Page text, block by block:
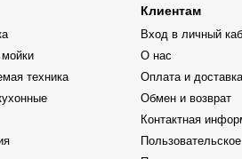
техника
Клиентам
Вход в личный
О нас
Оплата и доставка
Обмен и возврат
Контактная